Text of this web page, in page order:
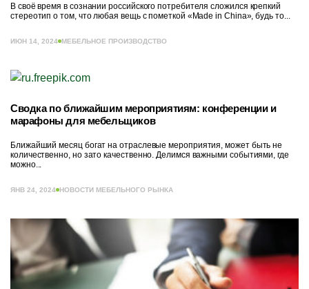
В своё время в сознании российского потребителя сложился крепкий
стереотип о том, что любая вещь с пометкой «Made in China», будь то...
ИЮН 14, 2024 МЕБЕЛЬНОЕ ПРОИЗВОДСТВО
Сводка по ближайшим мероприятиям: конференции и
марафоны для мебельщиков
Ближайший месяц богат на отраслевые мероприятия, может быть не
количественно, но зато качественно. Делимся важными событиями, где
можно...
ЯНВ 24, 2024 НОВОСТИ МЕБЕЛЬНОГО РЫНКА